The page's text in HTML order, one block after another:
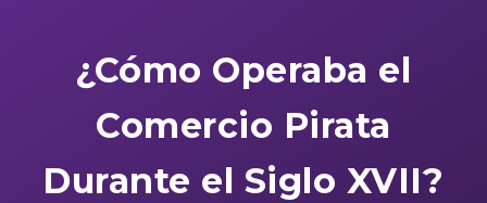
¿Cómo Operaba el
Comercio Pirata
Durante el Siglo XVII?